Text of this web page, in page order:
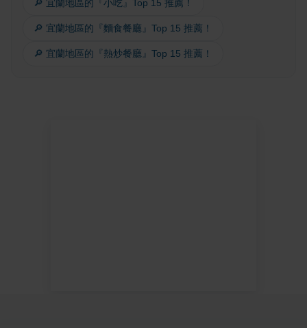
🔎 宜蘭地區的『小吃』Top 15 推薦！
🔎 宜蘭地區的『麵食餐廳』Top 15 推薦！
🔎 宜蘭地區的『熱炒餐廳』Top 15 推薦！